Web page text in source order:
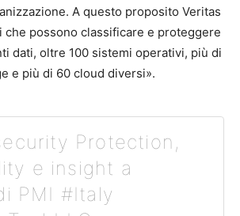
A questo proposito Veritas
che possono classificare e proteggere
dati, oltre 100 sistemi operativi, più di
e più di 60 cloud diversi».
Protection,
e insight a
PMI #Italy